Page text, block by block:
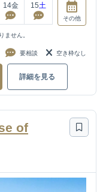
14金 15土
その他
ません。
要相談 空き枠なし
詳細を見る
of